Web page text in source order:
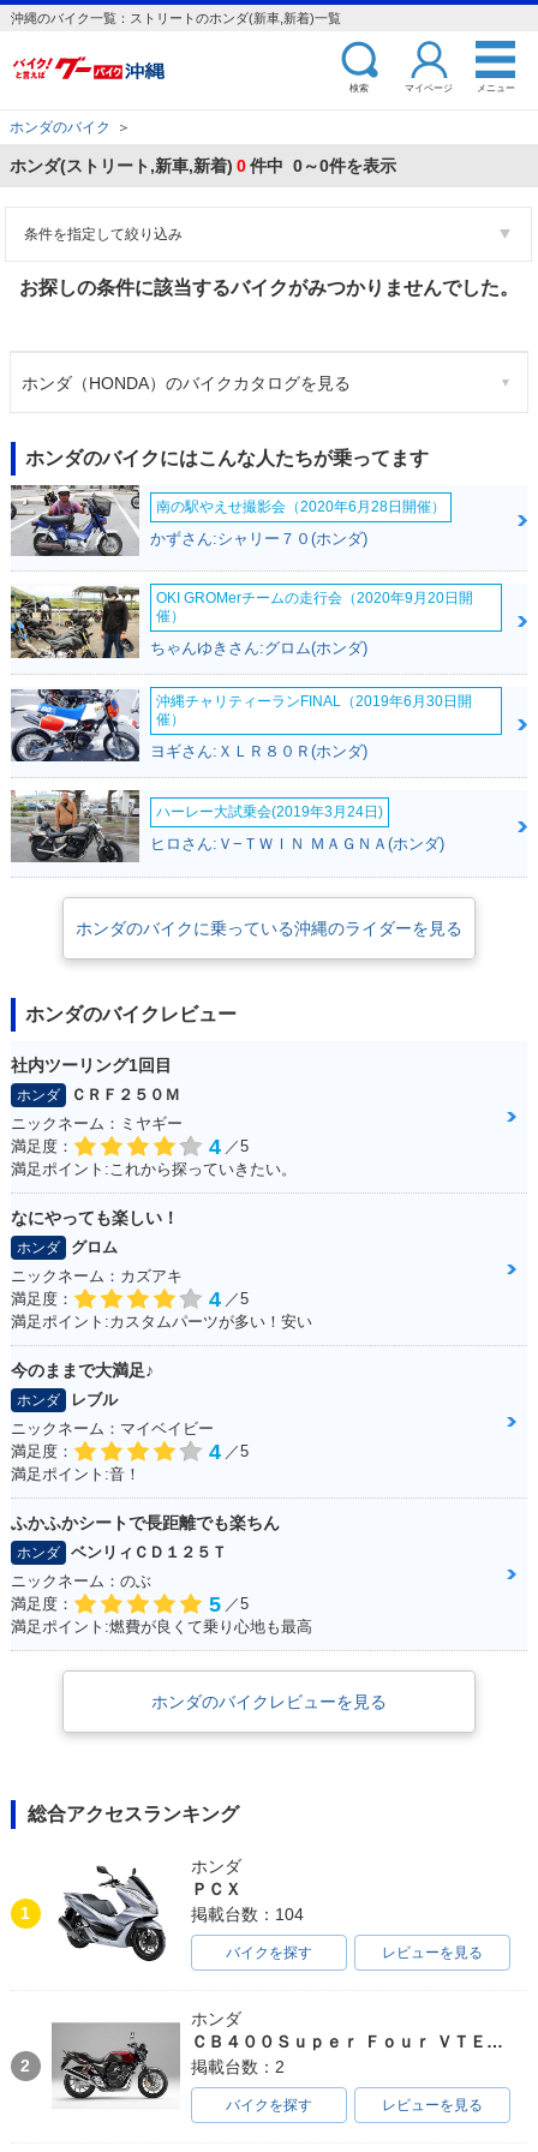
沖縄のバイク一覧：ストリートのホンダ(新車,新着)一覧
検索 マイページ メニュー
ホンダのバイク ＞
ホンダ(ストリート,新車,新着) 0件中 0～0件を表示
条件を指定して絞り込み
お探しの条件に該当するバイクがみつかりませんでした。
ホンダ（HONDA）のバイクカタログを見る
ホンダのバイクにはこんな人たちが乗ってます
南の駅やえせ撮影会（2020年6月28日開催）
かずさん:シャリー７０(ホンダ)
OKI GROMerチームの走行会（2020年9月20日開
催）
ちゃんゆきさん:グロム(ホンダ)
沖縄チャリティーランFINAL（2019年6月30日開
催）
ヨギさん:ＸＬＲ８０Ｒ(ホンダ)
ハーレー大試乗会(2019年3月24日)
ヒロさん:Ｖ−ＴＷＩＮ ＭＡＧＮＡ(ホンダ)
ホンダのバイクに乗っている沖縄のライダーを見る
ホンダのバイクレビュー
社内ツーリング1回目
ホンダ
ＣＲＦ２５０Ｍ
ニックネーム：ミヤギー
満足度：
4 ／5
満足ポイント:これから探っていきたい。
なにやっても楽しい！
ホンダ
グロム
ニックネーム：カズアキ
満足度：
4 ／5
満足ポイント:カスタムパーツが多い！安い
今のままで大満足♪
ホンダ
レブル
ニックネーム：マイベイビー
満足度：
4 ／5
満足ポイント:音！
ふかふかシートで長距離でも楽ちん
ホンダ
ベンリィＣＤ１２５Ｔ
ニックネーム：のぶ
満足度：
5 ／5
満足ポイント:燃費が良くて乗り心地も最高
ホンダのバイクレビューを見る
総合アクセスランキング
1
ホンダ
ＰＣＸ
掲載台数：104
バイクを探す レビューを見る
2
ホンダ
ＣＢ４００Ｓｕｐｅｒ Ｆｏｕｒ ＶＴＥＣ ＳＰＥＣ３
掲載台数：2
バイクを探す レビューを見る